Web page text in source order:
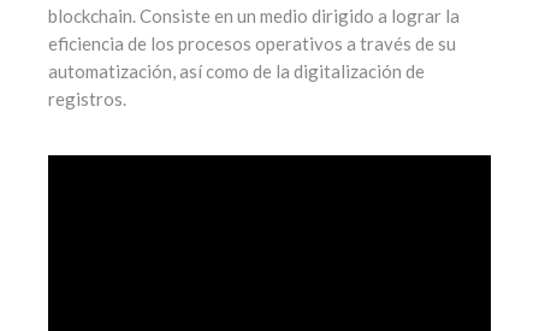
blockchain. Consiste en un medio dirigido a lograr la
eficiencia de los procesos operativos a través de su
automatización, así como de la digitalización de
registros.